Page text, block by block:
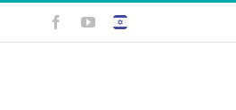
FacebookYouTube